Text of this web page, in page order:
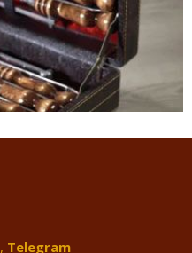
, Telegram